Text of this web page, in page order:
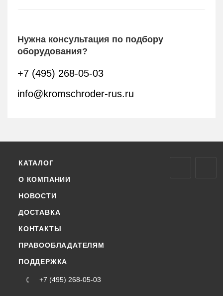
Нужна консультация по подбору
оборудования?
+7 (495) 268-05-03
info@kromschroder-rus.ru
КАТАЛОГ
О КОМПАНИИ
НОВОСТИ
ДОСТАВКА
КОНТАКТЫ
ПРАВООБЛАДАТЕЛЯМ
ПОДДЕРЖКА
+7 (495) 268-05-03